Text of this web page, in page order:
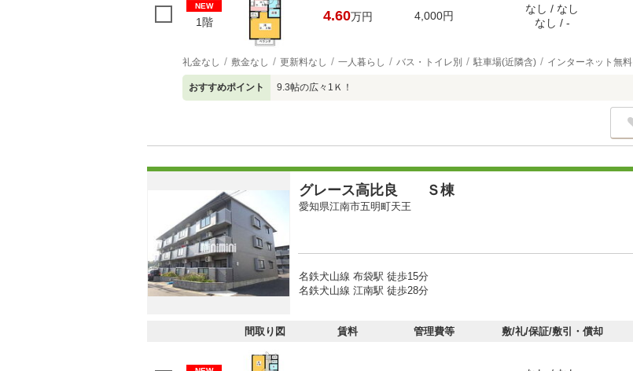
NEW
1階 4.60万円 4,000円
なし / なし
なし / -
礼金なし 敷金なし 更新料なし 一人暮らし バス・トイレ別 駐車場(近隣含) インターネット無料
おすすめポイント 9.3帖の広々1Ｋ！
グレース高比良 Ｓ棟
愛知県江南市五明町天王
名鉄犬山線 布袋駅 徒歩15分
名鉄犬山線 江南駅 徒歩28分
間取り図 賃料 管理費等 敷/礼/保証/敷引・償却